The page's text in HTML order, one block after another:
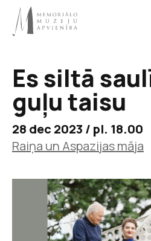
Es siltā
guļu taisu
28 dec 2023 / pl. 18.00
Raiņa un Aspazijas māja